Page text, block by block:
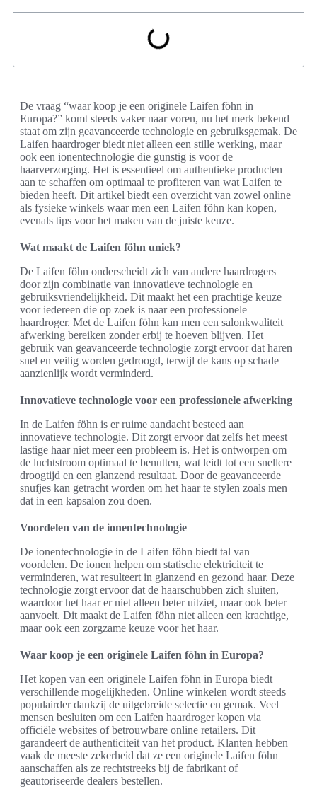
De vraag “waar koop je een originele Laifen föhn in
Europa?” komt steeds vaker naar voren, nu het merk bekend
staat om zijn geavanceerde technologie en gebruiksgemak. De
Laifen haardroger biedt niet alleen een stille werking, maar
ook een ionentechnologie die gunstig is voor de
haarverzorging. Het is essentieel om authentieke producten
aan te schaffen om optimaal te profiteren van wat Laifen te
bieden heeft. Dit artikel biedt een overzicht van zowel online
als fysieke winkels waar men een Laifen föhn kan kopen,
evenals tips voor het maken van de juiste keuze.
Wat maakt de Laifen föhn uniek?
De Laifen föhn onderscheidt zich van andere haardrogers
door zijn combinatie van innovatieve technologie en
gebruiksvriendelijkheid. Dit maakt het een prachtige keuze
voor iedereen die op zoek is naar een professionele
haardroger. Met de Laifen föhn kan men een salonkwaliteit
afwerking bereiken zonder erbij te hoeven blijven. Het
gebruik van geavanceerde technologie zorgt ervoor dat haren
snel en veilig worden gedroogd, terwijl de kans op schade
aanzienlijk wordt verminderd.
Innovatieve technologie voor een professionele afwerking
In de Laifen föhn is er ruime aandacht besteed aan
innovatieve technologie. Dit zorgt ervoor dat zelfs het meest
lastige haar niet meer een probleem is. Het is ontworpen om
de luchtstroom optimaal te benutten, wat leidt tot een snellere
droogtijd en een glanzend resultaat. Door de geavanceerde
snufjes kan getracht worden om het haar te stylen zoals men
dat in een kapsalon zou doen.
Voordelen van de ionentechnologie
De ionentechnologie in de Laifen föhn biedt tal van
voordelen. De ionen helpen om statische elektriciteit te
verminderen, wat resulteert in glanzend en gezond haar. Deze
technologie zorgt ervoor dat de haarschubben zich sluiten,
waardoor het haar er niet alleen beter uitziet, maar ook beter
aanvoelt. Dit maakt de Laifen föhn niet alleen een krachtige,
maar ook een zorgzame keuze voor het haar.
Waar koop je een originele Laifen föhn in Europa?
Het kopen van een originele Laifen föhn in Europa biedt
verschillende mogelijkheden. Online winkelen wordt steeds
populairder dankzij de uitgebreide selectie en gemak. Veel
mensen besluiten om een Laifen haardroger kopen via
officiële websites of betrouwbare online retailers. Dit
garandeert de authenticiteit van het product. Klanten hebben
vaak de meeste zekerheid dat ze een originele Laifen föhn
aanschaffen als ze rechtstreeks bij de fabrikant of
geautoriseerde dealers bestellen.